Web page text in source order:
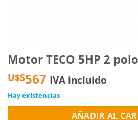
Motor TECO 5HP 2
U$S567 IVA incluido
Hay existencias
AÑADIR AL